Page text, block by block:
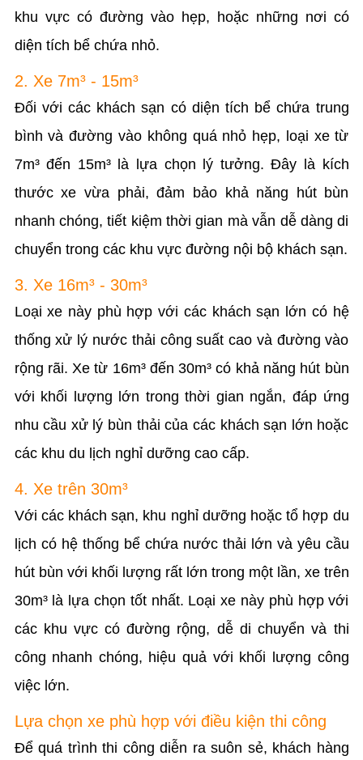
khu vực có đường vào hẹp, hoặc những nơi có
diện tích bể chứa nhỏ.
2. Xe 7m³ - 15m³
Đối với các khách sạn có diện tích bể chứa trung
bình và đường vào không quá nhỏ hẹp, loại xe từ
7m³ đến 15m³ là lựa chọn lý tưởng. Đây là kích
thước xe vừa phải, đảm bảo khả năng hút bùn
nhanh chóng, tiết kiệm thời gian mà vẫn dễ dàng di
chuyển trong các khu vực đường nội bộ khách sạn.
3. Xe 16m³ - 30m³
Loại xe này phù hợp với các khách sạn lớn có hệ
thống xử lý nước thải công suất cao và đường vào
rộng rãi. Xe từ 16m³ đến 30m³ có khả năng hút bùn
với khối lượng lớn trong thời gian ngắn, đáp ứng
nhu cầu xử lý bùn thải của các khách sạn lớn hoặc
các khu du lịch nghỉ dưỡng cao cấp.
4. Xe trên 30m³
Với các khách sạn, khu nghỉ dưỡng hoặc tổ hợp du
lịch có hệ thống bể chứa nước thải lớn và yêu cầu
hút bùn với khối lượng rất lớn trong một lần, xe trên
30m³ là lựa chọn tốt nhất. Loại xe này phù hợp với
các khu vực có đường rộng, dễ di chuyển và thi
công nhanh chóng, hiệu quả với khối lượng công
việc lớn.
Lựa chọn xe phù hợp với điều kiện thi công
Để quá trình thi công diễn ra suôn sẻ, khách hàng